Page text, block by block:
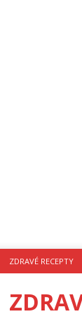
ZDRAVÉ RECEPTY